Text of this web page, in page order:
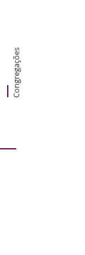
Congregações